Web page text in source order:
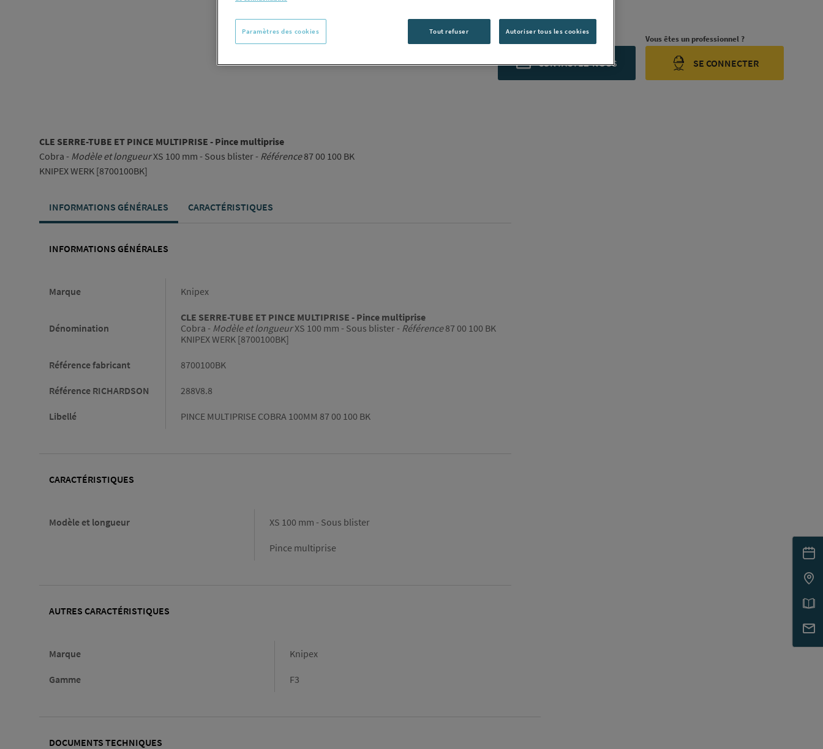
CONTACTEZ-NOUS
Vous êtes un professionnel ?
SE CONNECTER
CLE SERRE-TUBE ET PINCE MULTIPRISE - Pince multiprise
Cobra - Modèle et longueurXS 100 mm - Sous blister - Référence87 00 100 BK
KNIPEX WERK [8700100BK]
INFORMATIONS GÉNÉRALES CARACTÉRISTIQUES
INFORMATIONS GÉNÉRALES
Marque Knipex
Dénomination
CLE SERRE-TUBE ET PINCE MULTIPRISE - Pince multiprise
Cobra - Modèle et longueurXS 100 mm - Sous blister - Référence87 00 100 BK
KNIPEX WERK [8700100BK]
Référence fabricant 8700100BK
Référence RICHARDSON 288V8.8
Libellé PINCE MULTIPRISE COBRA 100MM 87 00 100 BK
CARACTÉRISTIQUES
Modèle et longueur XS 100 mm - Sous blister
Pince multiprise
AUTRES CARACTÉRISTIQUES
Marque Marque
Knipex
Gamme Gamme
F3
DOCUMENTS TECHNIQUES
Tout refuser Autoriser tous les cookies
Paramètres des cookies